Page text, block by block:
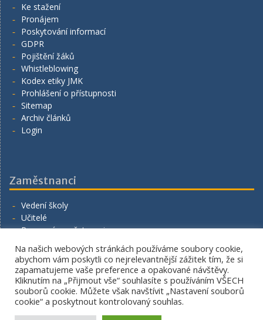
Ke stažení
Pronájem
Poskytování informací
GDPR
Pojištění žáků
Whistleblowing
Kodex etiky JMK
Prohlášení o přístupnosti
Sitemap
Archiv článků
Login
Zaměstnanci
Vedení školy
Učitelé
Provozní zaměstnanci
Volná místa
Napište nám
Copyright. All rights reserved.
Na našich webových stránkách používáme soubory cookie,
abychom vám poskytli co nejrelevantnější zážitek tím, že si
zapamatujeme vaše preference a opakované návštěvy.
Kliknutím na „Přijmout vše“ souhlasíte s používáním VŠECH
souborů cookie. Můžete však navštívit „Nastavení souborů
cookie“ a poskytnout kontrolovaný souhlas.